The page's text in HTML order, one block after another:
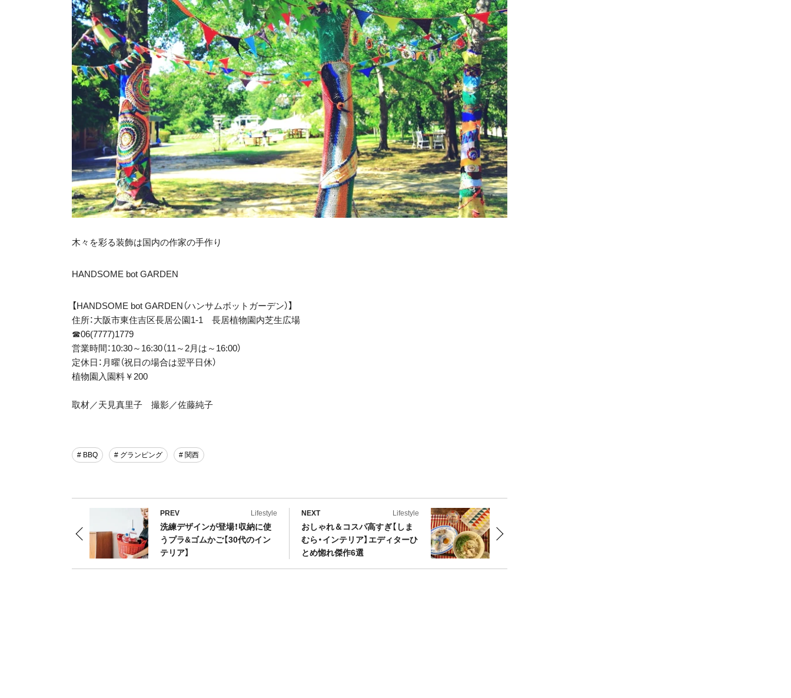
木々を彩る装飾は国内の作家の手作り
HANDSOME bot GARDEN
【HANDSOME bot GARDEN（ハンサムボットガーデン）】
住所：大阪市東住吉区長居公園1-1 長居植物園内芝生広場
☎06(7777)1779
営業時間：10:30～16:30（11～2月は～16:00）
定休日：月曜（祝日の場合は翌平日休）
植物園入園料￥200
取材／天見真里子 撮影／佐藤純子
# BBQ # グランピング # 関西
PREV Lifestyle
洗練デザインが登場！収納に使
うプラ&ゴムかご【30代のイン
テリア】
NEXT Lifestyle
おしゃれ＆コスパ高すぎ【しま
むら・インテリア】エディターひ
とめ惚れ傑作6選